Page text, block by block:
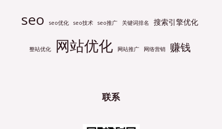
seo seo优化 seo技术 seo推广 关键词排名 搜索引擎优化
整站优化 网站优化 网站推广 网络营销 赚钱
联系